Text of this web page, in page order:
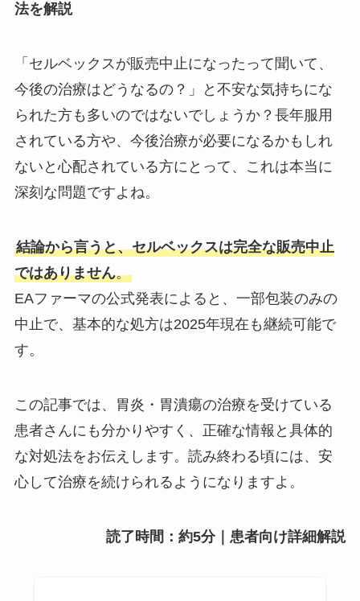
法を解説
「セルベックスが販売中止になったって聞いて、
今後の治療はどうなるの？」と不安な気持ちにな
られた方も多いのではないでしょうか？長年服用
されている方や、今後治療が必要になるかもしれ
ないと心配されている方にとって、これは本当に
深刻な問題ですよね。
結論から言うと、セルベックスは完全な販売中止
ではありません。
EAファーマの公式発表によると、一部包装のみの
中止で、基本的な処方は2025年現在も継続可能で
す。
この記事では、胃炎・胃潰瘍の治療を受けている
患者さんにも分かりやすく、正確な情報と具体的
な対処法をお伝えします。読み終わる頃には、安
心して治療を続けられるようになりますよ。
読了時間：約5分｜患者向け詳細解説